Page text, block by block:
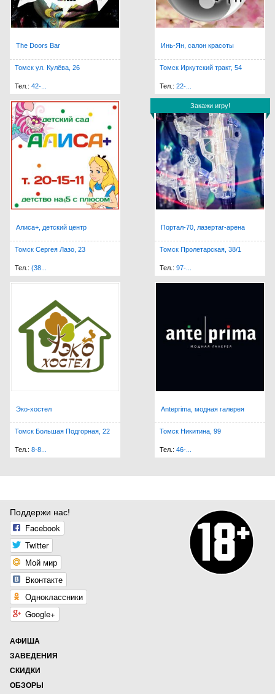
The Doors Bar
Томск ул. Кулёва, 26
Тел.: 42-...
Инь-Ян, салон красоты
Томск Иркутский тракт, 54
Тел.: 22-...
Алиса+, детский центр
Томск Сергея Лазо, 23
Тел.: (38...
Закажи игру!
Закажи игру!
Портал-70, лазертаг-арена
Томск Пролетарская, 38/1
Тел.: 97-...
Эко-хостел
Томск Большая Подгорная, 22
Тел.: 8-8...
Anteprima, модная галерея
Томск Никитина, 99
Тел.: 46-...
Поддержи нас!
Facebook
Twitter
Мой мир
Вконтакте
Одноклассники
Google+
АФИША
ЗАВЕДЕНИЯ
СКИДКИ
ОБЗОРЫ